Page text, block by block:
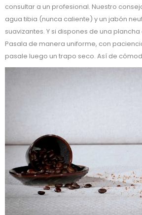
consultar a un profesional. Nuestro
agua tibia (nunca caliente) y un jabón
suavizantes. Y si dispones de una
Pasala de manera uniforme, con
pasale luego un trapo seco. Así de